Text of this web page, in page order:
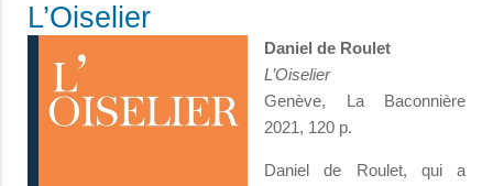
L’Oiselier
Daniel de Roulet
L’Oiselier
Genève, La Baconnière
2021, 120 p.
Daniel de Roulet, qui a